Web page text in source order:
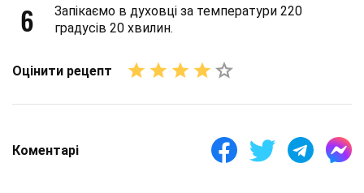
6
Запікаємо в духовці за температури 220
градусів 20 хвилин.
Оцінити рецепт
Коментарі